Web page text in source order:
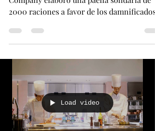
Jose Luis Madrazo
1 abr 2022
1 min de lectura
Paella Benéfica a favor de
Company elaboro una paella solidaria de
2000 raciones a favor de los damnificados
de Ucrania , una...